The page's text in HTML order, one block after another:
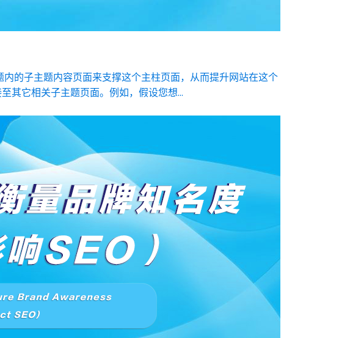
的子主题内容页面来支撑这个主柱页面，从而提升网站在这个
其它相关子主题页面。例如，假设您想...